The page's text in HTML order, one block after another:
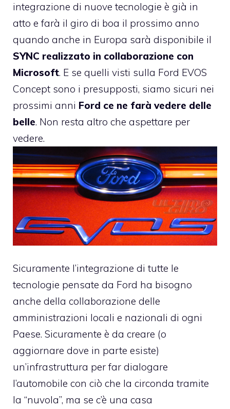
integrazione di nuove tecnologie è già in
atto e farà il giro di boa il prossimo anno
quando anche in Europa sarà disponibile il
SYNC realizzato in collaborazione con
Microsoft. E se quelli visti sulla Ford EVOS
Concept sono i presupposti, siamo sicuri nei
prossimi anni Ford ce ne farà vedere delle
belle. Non resta altro che aspettare per
vedere.
Sicuramente l’integrazione di tutte le
tecnologie pensate da Ford ha bisogno
anche della collaborazione delle
amministrazioni locali e nazionali di ogni
Paese. Sicuramente è da creare (o
aggiornare dove in parte esiste)
un’infrastruttura per far dialogare
l’automobile con ciò che la circonda tramite
la “nuvola”, ma se c’è una casa